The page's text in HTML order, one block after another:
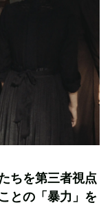
ちを第三者視点
との「暴力」を